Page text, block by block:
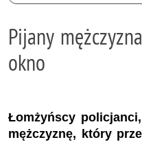
Pijany
okno
Łomżyńscy
mężczyznę, który